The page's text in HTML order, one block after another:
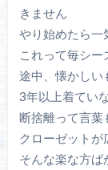
きません
やり始めたら一
これって毎シー
途中、懐かしい
3年以上着てい
断捨離って言葉
クローゼット
そんな楽な方ば